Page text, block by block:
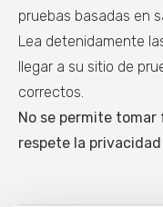
pruebas basadas en
Lea detenidamente
llegar a su sitio de
correctos.
No se permite
respete la